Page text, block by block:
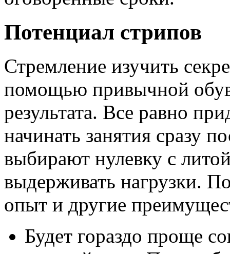
Потенциал стрипов
Стремление изучить
помощью привычной
результата. Все равно
начинать занятия сразу
выбирают нулевку с
выдерживать нагрузки.
опыт и другие
Будет гораздо проще